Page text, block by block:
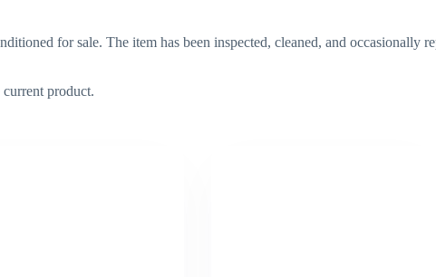
for sale. The item has been inspected, cleaned, and occasionally
product.